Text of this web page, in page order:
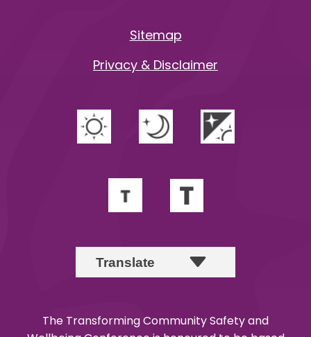
Sitemap
Privacy & Disclaimer
The Transforming Community Safety and